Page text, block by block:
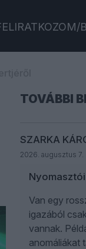
TOVÁBBI
SZARKA
2026. augusztus 7.
Van egy
igazából
vannak.
anomáliákat